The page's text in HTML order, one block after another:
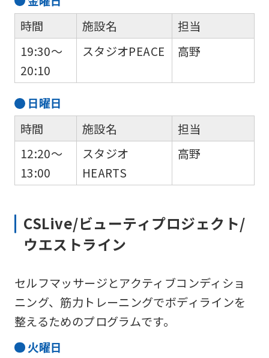
時間
19:30～
20:10
施設名
スタジオPEACE
担当
高野
日曜日
時間
12:20～
13:00
施設名
スタジオ
HEARTS
担当
高野
CSLive/ビューティプロジェクト/
ウエストライン
セルフマッサージとアクティブコンディショ
ニング、筋力トレーニングでボディラインを
整えるためのプログラムです。
火曜日